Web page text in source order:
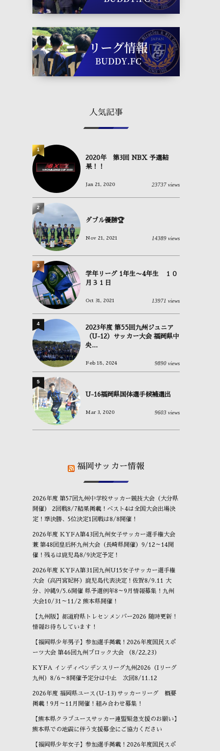
人気記事
2020年 第3回 NBX 予選結
果！！
Jan 21, 2020 23737 views
1
ダブル優勝🏆
Nov 21, 2021 14389 views
2
学年リーグ 1年生〜4年生 １０
月３１日
Oct 31, 2021 13971 views
3
2023年度 第55回九州ジュニア
（U-12）サッカー大会 福岡県中
央...
Feb 18, 2024 9890 views
4
U-16福岡県国体選手候補選出
Mar 3, 2020 9603 views
5
福岡サッカー情報
2026年度 第57回九州中学校サッカー競技大会（大分県
開催） 2回戦8/7結果掲載！ベスト4は全国大会出場決
定！準決勝、5位決定1回戦は8/8開催！
2026年度 KYFA第43回九州女子サッカー選手権大会
兼 第48回皇后杯九州大会（長崎県開催）9/12～14開
催！残るは鹿児島8/9決定予定！
2026年度 KYFA第31回九州U15女子サッカー選手権
大会（高円宮妃杯）鹿児島代表決定！佐賀8/9.11 大
分、沖縄9/5.6開催 県予選例年8～9月情報募集！九州
大会10/31～11/2 熊本県開催！
【九州版】都道府県トレセンメンバー2026 随時更新！
情報お待ちしています！
【福岡県少年男子】参加選手掲載！2026年度国民スポ
ーツ大会 第46回九州ブロック大会 （8/22,23）
KYFA インディペンデンスリーグ九州2026（Iリーグ
九州）8/6～8開催予定分は中止 次回8/11.12
2026年度 福岡県ユース(U-13)サッカーリーグ 概要
掲載！9月～11月開催！組み合わせ募集！
【熊本県クラブユースサッカー連盟緊急支援のお願い】
熊本県での地震に伴う支援募金にご協力ください
【福岡県少年女子】参加選手掲載！2026年度国民スポ